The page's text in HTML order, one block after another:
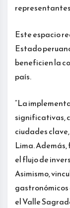
Este espacio
Estado
beneficien la
país.
“La
significativas,
ciudades
Lima.
el flujo de
Asimismo,
gastronómicos
el Valle